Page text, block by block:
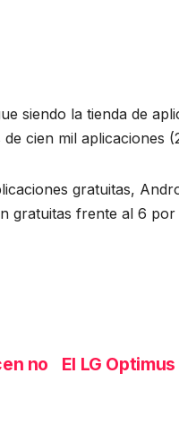
siendo la tienda de
cien mil aplicaciones
gratuitas,
gratuitas frente al 6
El LG
no